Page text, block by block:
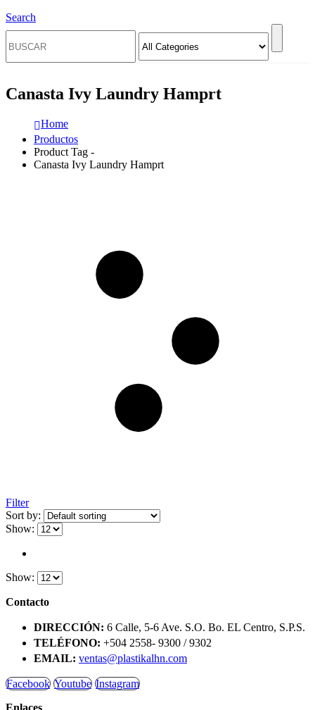
Search
Canasta Ivy Laundry Hamprt
Home
Productos
Product Tag -
Canasta Ivy Laundry Hamprt
Filter
Sort by:
Show:
Show:
Contacto
DIRECCIÓN: 6 Calle, 5-6 Ave. S.O. Bo. EL Centro, S.P.S.
TELÉFONO: +504 2558- 9300 / 9302
EMAIL: ventas@plastikalhn.com
Facebook Youtube Instagram
Enlaces